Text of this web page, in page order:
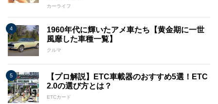
カーライフ
1960年代に輝いたアメ車たち【黄金期に一世
風靡した車種一覧】
クルマ
【プロ解説】ETC車載器のおすすめ5選！ETC
2.0の選び方とは？
ETCカード